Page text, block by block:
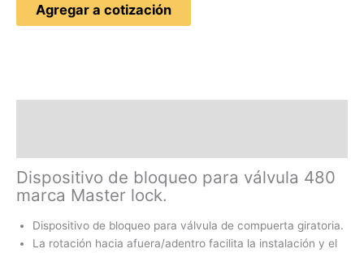
Agregar a cotización
Dispositivo de bloqueo para válvula 480
marca Master lock.
Dispositivo de bloqueo para válvula de compuerta giratoria.
La rotación hacia afuera/adentro facilita la instalación y el